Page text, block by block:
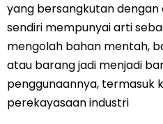
yang bersangkutan dengan
sendiri mempunyai arti
mengolah bahan mentah,
atau barang jadi menjadi
penggunaannya, termasuk
perekayasaan industri